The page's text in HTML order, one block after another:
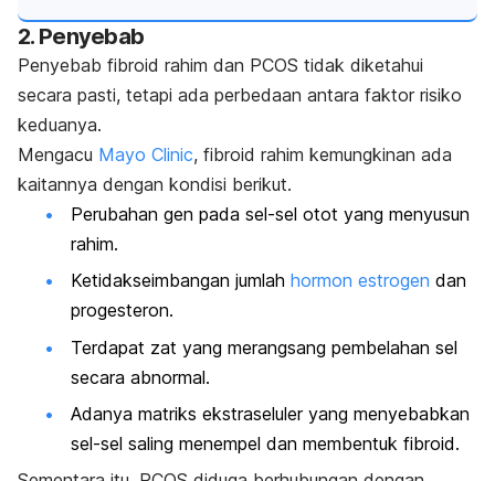
2. Penyebab
Penyebab fibroid rahim dan PCOS tidak diketahui
secara pasti, tetapi ada perbedaan antara faktor risiko
keduanya.
Mengacu Mayo Clinic, fibroid rahim kemungkinan ada
kaitannya dengan kondisi berikut.
Perubahan gen pada sel-sel otot yang menyusun
rahim.
Ketidakseimbangan jumlah hormon estrogen dan
progesteron.
Terdapat zat yang merangsang pembelahan sel
secara abnormal.
Adanya matriks ekstraseluler yang menyebabkan
sel-sel saling menempel dan membentuk fibroid.